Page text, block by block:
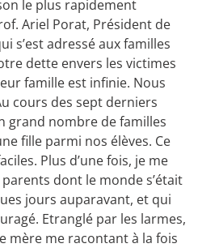
le plus rapidement
Ariel Porat, Président de
s’est adressé aux familles
dette envers les victimes
famille est infinie. Nous
cours des sept derniers
grand nombre de familles
fille parmi nos élèves. Ce
Plus d’une fois, je me
dont le monde s’était
jours auparavant, et qui
Etranglé par les larmes,
mère me racontant à la fois